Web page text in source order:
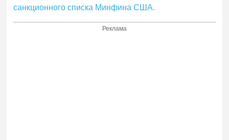
санкционного списка Минфина США.
Реклама